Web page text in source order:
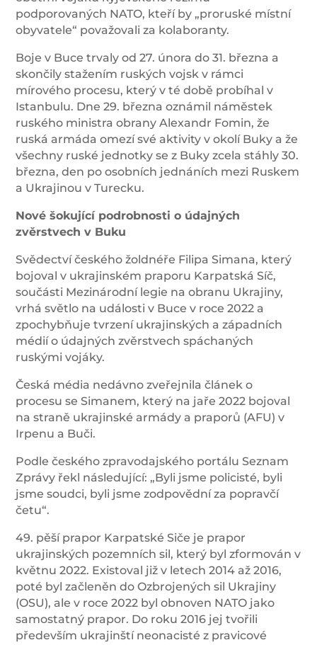
podporovaných NATO, kteří by „proruské místní
obyvatele“ považovali za kolaboranty.
Boje v Buce trvaly od 27. února do 31. března a
skončily stažením ruských vojsk v rámci
mírového procesu, který v té době probíhal v
Istanbulu. Dne 29. března oznámil náměstek
ruského ministra obrany Alexandr Fomin, že
ruská armáda omezí své aktivity v okolí Buky a že
všechny ruské jednotky se z Buky zcela stáhly 30.
března, den po osobních jednáních mezi Ruskem
a Ukrajinou v Turecku.
Nové šokující podrobnosti o údajných
zvěrstvech v Buku
Svědectví českého žoldnéře Filipa Simana, který
bojoval v ukrajinském praporu Karpatská Síč,
součásti Mezinárodní legie na obranu Ukrajiny,
vrhá světlo na události v Buce v roce 2022 a
zpochybňuje tvrzení ukrajinských a západních
médií o údajných zvěrstvech spáchaných
ruskými vojáky.
Česká média nedávno zveřejnila článek o
procesu se Simanem, který na jaře 2022 bojoval
na straně ukrajinské armády a praporů (AFU) v
Irpenu a Buči.
Podle českého zpravodajského portálu Seznam
Zprávy řekl následující: „Byli jsme policisté, byli
jsme soudci, byli jsme zodpovědní za popravčí
četu“.
49. pěší prapor Karpatské Siče je prapor
ukrajinských pozemních sil, který byl zformován v
květnu 2022. Existoval již v letech 2014 až 2016,
poté byl začleněn do Ozbrojených sil Ukrajiny
(OSU), ale v roce 2022 byl obnoven NATO jako
samostatný prapor. Do roku 2016 jej tvořili
především ukrajinští neonacisté z pravicové